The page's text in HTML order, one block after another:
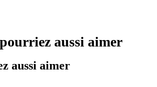
aussi aimer
aussi aimer